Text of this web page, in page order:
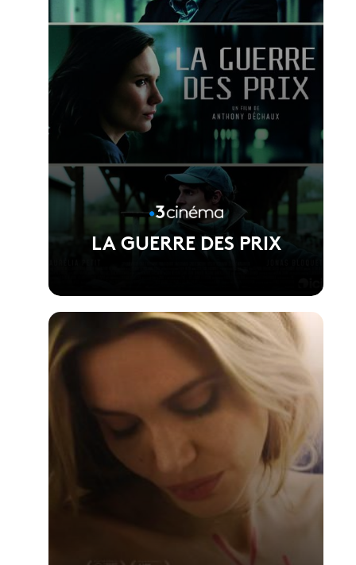
LA GUERRE DES PRIX
Réalisé par Anthony Dechaux
Voir la fiche du film